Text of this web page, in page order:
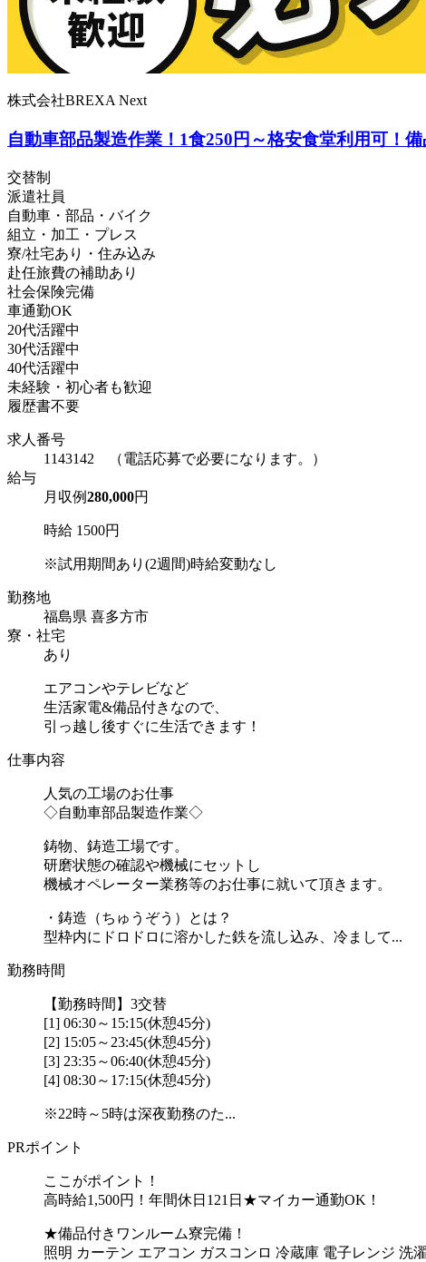
株式会社BREXA Next
自動車部品製造作業！1食250円～格安食堂利用可！
交替制
派遣社員
自動車・部品・バイク
組立・加工・プレス
寮/社宅あり・住み込み
赴任旅費の補助あり
社会保険完備
車通勤OK
20代活躍中
30代活躍中
40代活躍中
未経験・初心者も歓迎
履歴書不要
求人番号
1143142 （電話応募で必要になります。）
給与
月収例280,000円
時給 1500円
※試用期間あり(2週間)時給変動なし
勤務地
福島県 喜多方市
寮・社宅
あり
エアコンやテレビなど
生活家電&備品付きなので、
引っ越し後すぐに生活できます！
仕事内容
人気の工場のお仕事
◇自動車部品製造作業◇
鋳物、鋳造工場です。
研磨状態の確認や機械にセットし
機械オペレーター業務等のお仕事に就いて頂きます。
・鋳造（ちゅうぞう）とは？
型枠内にドロドロに溶かした鉄を流し込み、冷まして...
勤務時間
【勤務時間】3交替
[1] 06:30～15:15(休憩45分)
[2] 15:05～23:45(休憩45分)
[3] 23:35～06:40(休憩45分)
[4] 08:30～17:15(休憩45分)
※22時～5時は深夜勤務のた...
PRポイント
ここがポイント！
高時給1,500円！年間休日121日★マイカー通勤OK！
★備品付きワンルーム寮完備！
照明 カーテン エアコン ガスコンロ 冷蔵庫 電子レンジ 洗